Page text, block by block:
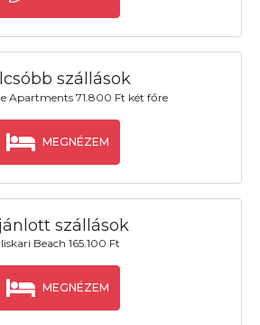
szállások
Apartments 71.800 Ft két főre
MEGNÉZEM
szállások
Beach 165.100 Ft
MEGNÉZEM